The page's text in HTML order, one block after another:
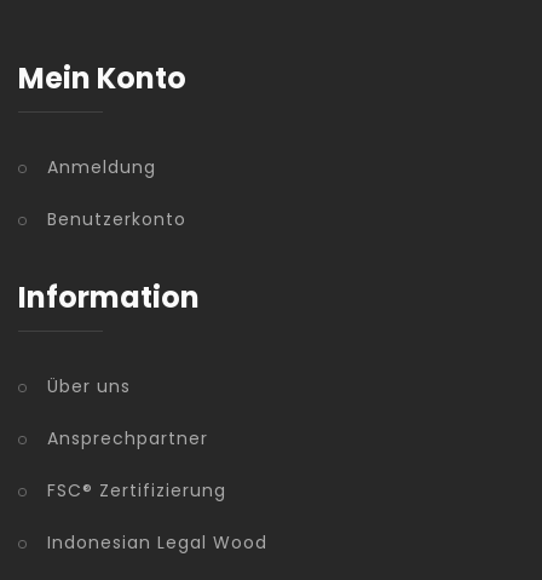
Mein Konto
Anmeldung
Benutzerkonto
Information
Über uns
Ansprechpartner
FSC® Zertifizierung
Indonesian Legal Wood